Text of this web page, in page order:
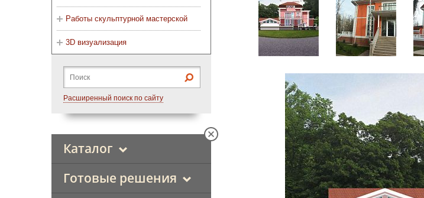
Работы скульптурной мастерской
3D визуализация
Расширенный поиск по сайту
Каталог
Готовые решения